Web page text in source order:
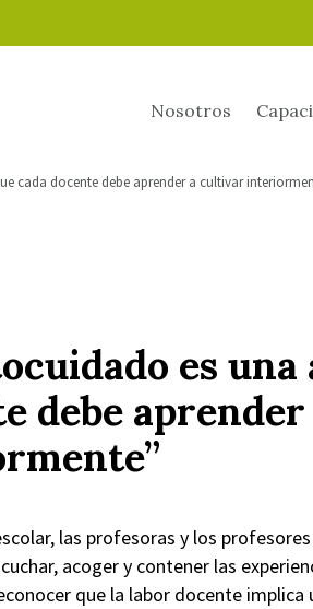
Nosotros
cada docente debe aprender a cultivar
es
debe
las profesoras y los
acoger y contener las
que la labor docente